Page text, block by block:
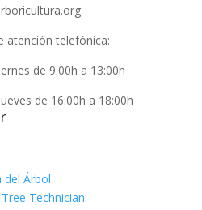
atención telefónica:
de 9:00h a 13:00h
de 16:00h a 18:00h
del Árbol
Technician